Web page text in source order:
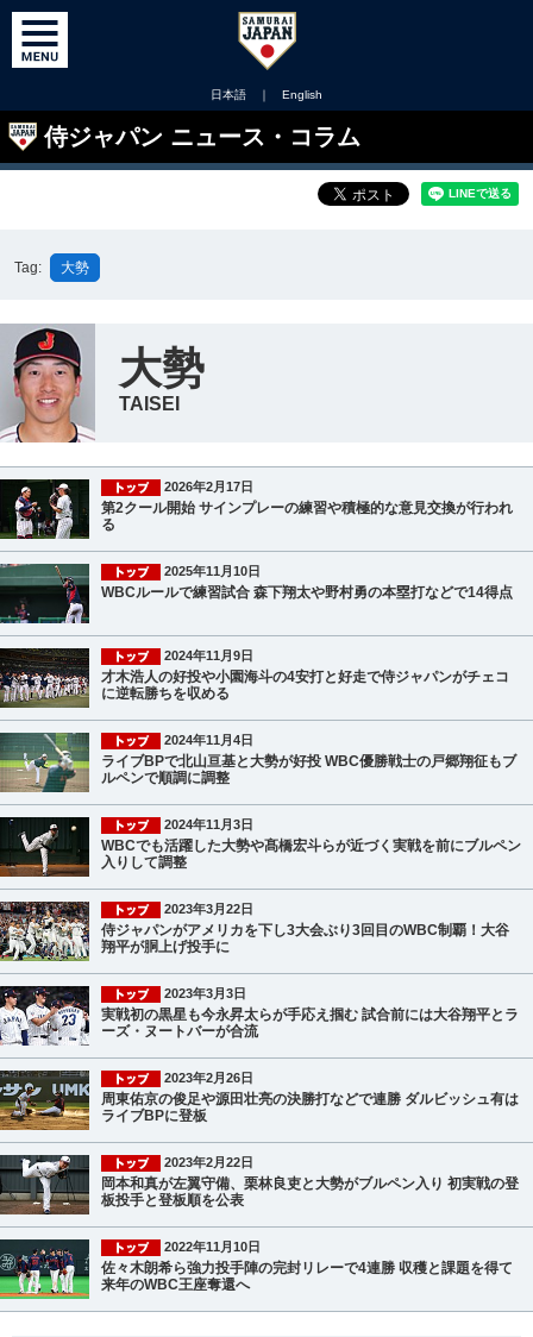
日本語 ｜ English
侍ジャパン ニュース・コラム
Tag: 大勢
大勢
TAISEI
2026年2月17日
第2クール開始 サインプレーの練習や積極的な意見交換が行われ
る
2025年11月10日
WBCルールで練習試合 森下翔太や野村勇の本塁打などで14得点
2024年11月9日
才木浩人の好投や小園海斗の4安打と好走で侍ジャパンがチェコ
に逆転勝ちを収める
2024年11月4日
ライブBPで北山亘基と大勢が好投 WBC優勝戦士の戸郷翔征もブ
ルペンで順調に調整
2024年11月3日
WBCでも活躍した大勢や髙橋宏斗らが近づく実戦を前にブルペン
入りして調整
2023年3月22日
侍ジャパンがアメリカを下し3大会ぶり3回目のWBC制覇！大谷
翔平が胴上げ投手に
2023年3月3日
実戦初の黒星も今永昇太らが手応え掴む 試合前には大谷翔平とラ
ーズ・ヌートバーが合流
2023年2月26日
周東佑京の俊足や源田壮亮の決勝打などで連勝 ダルビッシュ有は
ライブBPに登板
2023年2月22日
岡本和真が左翼守備、栗林良吏と大勢がブルペン入り 初実戦の登
板投手と登板順を公表
2022年11月10日
佐々木朗希ら強力投手陣の完封リレーで4連勝 収穫と課題を得て
来年のWBC王座奪還へ